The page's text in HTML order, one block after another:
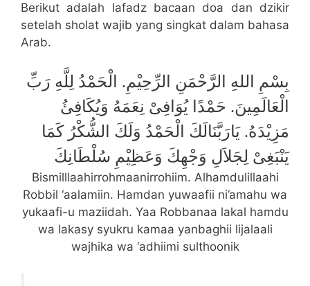
Berikut adalah lafadz bacaan doa dan dzikir
setelah sholat wajib yang singkat dalam bahasa
Arab.
بِسْمِ اللهِ الرَّحْمَنِ الرِّحِيْمِ. الْحَمْدُ لِلَّهِ رَبِّ
الْعَالَمِينَ. حَمْدًا يُوَافِىْ نِعَمَهُ وَيُكَافِئُ
مَزِيْدَهُ. يَارَبَّنَالَكَ الْحَمْدُ وَلَكَ الشُّكْرُ كَمَا
يَنْبَغِىْ لِجَلاَلِ وَجْهِكَ وَعَظِيْمِ سُلْطَانِكَ
Bismilllaahirrohmaanirrohiim. Alhamdulillaahi
Robbil ‘aalamiin. Hamdan yuwaafii ni’amahu wa
yukaafi-u maziidah. Yaa Robbanaa lakal hamdu
wa lakasy syukru kamaa yanbaghii lijalaali
wajhika wa ‘adhiimi sulthoonik